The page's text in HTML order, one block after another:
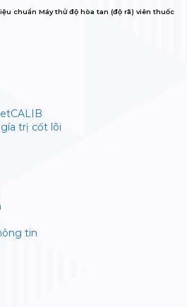
chuẩn Máy thử độ hòa tan (độ rã) viên thuốc
trị cốt lõi
tin